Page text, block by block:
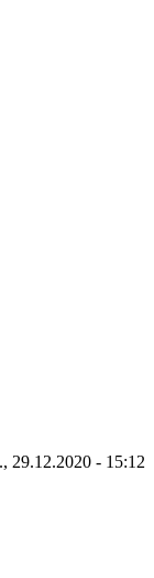
29.12.2020 - 15:12